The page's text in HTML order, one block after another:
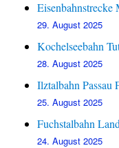
29. August 2025
Kochelseebahn
28. August 2025
Ilztalbahn Passau
25. August 2025
Fuchstalbahn
24. August 2025